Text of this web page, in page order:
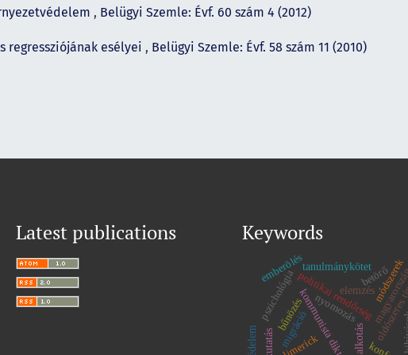
, Belügyi Szemle: Évf. 60 szám 4 (2012)
regressziójának esélyei , Belügyi Szemle: Évf. 58 szám 11 (2010)
Latest publications Keywords
politikai rendőrség
kommunista diktatúra
pszichológia elemzésmódszerek
migráció
bűnözés
tanulmánykötet
limerick
betörő
nyomozás
emberölés
kutatás